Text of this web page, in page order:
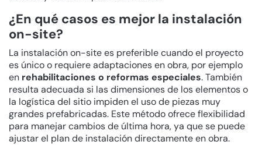
¿En qué casos es mejor la instalación
on-site?
La instalación on-site es preferible cuando el proyecto
es único o requiere adaptaciones en obra, por ejemplo
en rehabilitaciones o reformas especiales. También
resulta adecuada si las dimensiones de los elementos o
la logística del sitio impiden el uso de piezas muy
grandes prefabricadas. Este método ofrece flexibilidad
para manejar cambios de última hora, ya que se puede
ajustar el plan de instalación directamente en obra.